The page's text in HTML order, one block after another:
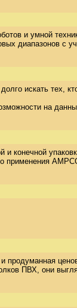
и умной
диапазонов с
искать
на
ПВХ, они